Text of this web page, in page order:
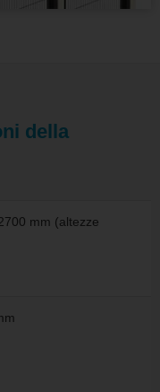
della
mm (altezze